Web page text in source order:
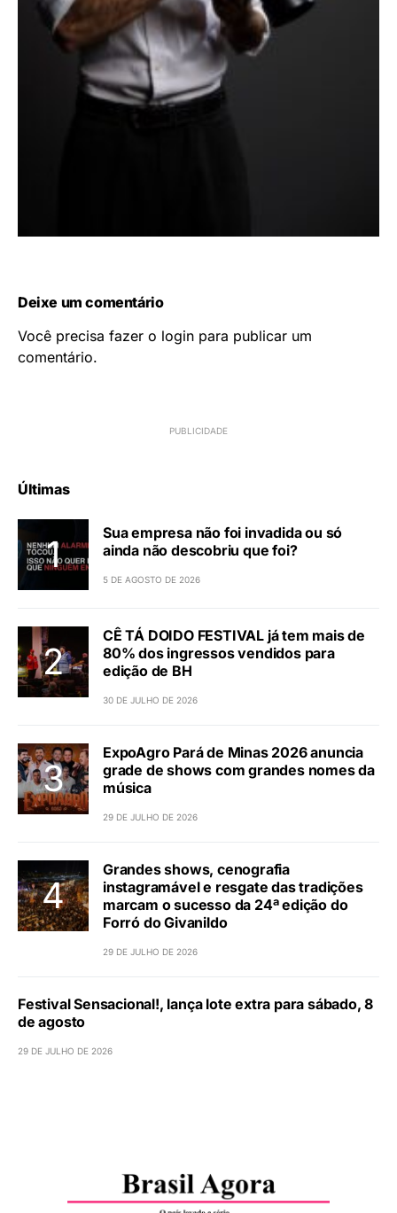
Deixe um comentário
Você precisa fazer o login para publicar um
comentário.
Últimas
Sua empresa não foi invadida ou só
ainda não descobriu que foi?
5 DE AGOSTO DE 2026
CÊ TÁ DOIDO FESTIVAL já tem mais de
80% dos ingressos vendidos para
edição de BH
30 DE JULHO DE 2026
ExpoAgro Pará de Minas 2026 anuncia
grade de shows com grandes nomes da
música
29 DE JULHO DE 2026
Grandes shows, cenografia
instagramável e resgate das tradições
marcam o sucesso da 24ª edição do
Forró do Givanildo
29 DE JULHO DE 2026
Festival Sensacional!, lança lote extra para sábado, 8
de agosto
29 DE JULHO DE 2026